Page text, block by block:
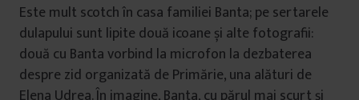
Este mult scotch în casa familiei Banta; pe sertarele
dulapului sunt lipite două icoane și alte fotografii:
două cu Banta vorbind la microfon la dezbaterea
despre zid organizată de Primărie, una alături de